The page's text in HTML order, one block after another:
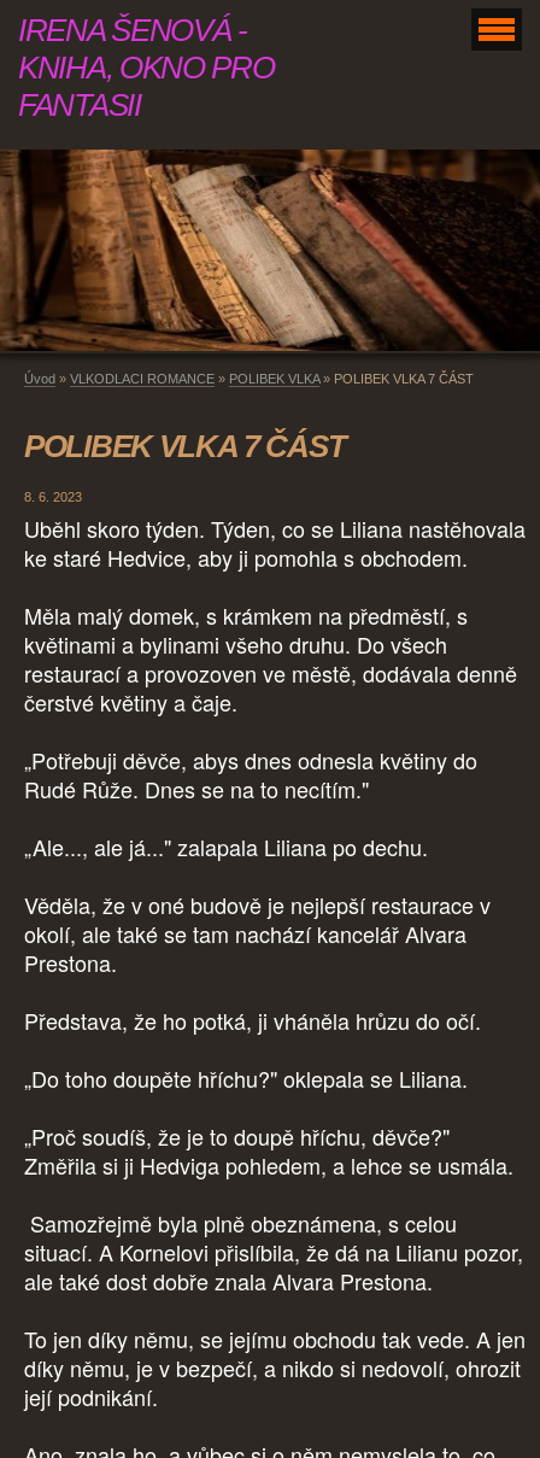
IRENA ŠENOVÁ -
KNIHA, OKNO PRO
FANTASII
Úvod » VLKODLACI ROMANCE » POLIBEK VLKA» POLIBEK VLKA 7 ČÁST
POLIBEK VLKA 7 ČÁST
8. 6. 2023
Uběhl skoro týden. Týden, co se Liliana nastěhovala
ke staré Hedvice, aby ji pomohla s obchodem.
Měla malý domek, s krámkem na předměstí, s
květinami a bylinami všeho druhu. Do všech
restaurací a provozoven ve městě, dodávala denně
čerstvé květiny a čaje.
„Potřebuji děvče, abys dnes odnesla květiny do
Rudé Růže. Dnes se na to necítím."
„Ale..., ale já..." zalapala Liliana po dechu.
Věděla, že v oné budově je nejlepší restaurace v
okolí, ale také se tam nachází kancelář Alvara
Prestona.
Představa, že ho potká, ji vháněla hrůzu do očí.
„Do toho doupěte hříchu?" oklepala se Liliana.
„Proč soudíš, že je to doupě hříchu, děvče?"
Změřila si ji Hedviga pohledem, a lehce se usmála.
Samozřejmě byla plně obeznámena, s celou
situací. A Kornelovi přislíbila, že dá na Lilianu pozor,
ale také dost dobře znala Alvara Prestona.
To jen díky němu, se jejímu obchodu tak vede. A jen
díky němu, je v bezpečí, a nikdo si nedovolí, ohrozit
její podnikání.